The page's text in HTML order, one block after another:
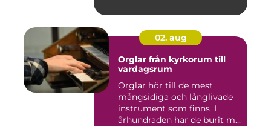
02. aug
Orglar från kyrkorum till
vardagsrum
Orglar hör till de mest
mångsidiga och långlivade
instrument som finns. I
århundraden har de burit m...